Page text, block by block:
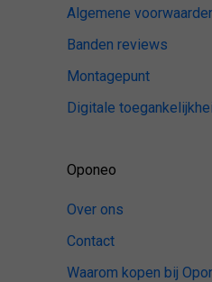
Algemene
Banden reviews
Montagepunt
Digitale
Oponeo
Over ons
Contact
Waarom kopen bij